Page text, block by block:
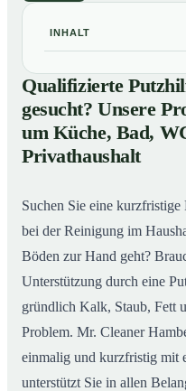
INHALT
01Qualifizierte Putzhilfe
Profis reinigen alles
Privathaushalt
02So einfach buchen Sie
Qualifizierte
gesucht? Unsere
um Küche, Bad,
Privathaushalt
Suchen Sie eine
bei der Reinigung im
Böden zur Hand geht?
Unterstützung durch eine
gründlich Kalk, Staub, Fett
Problem. Mr. Cleaner
einmalig und kurzfristig mit
unterstützt Sie in allen